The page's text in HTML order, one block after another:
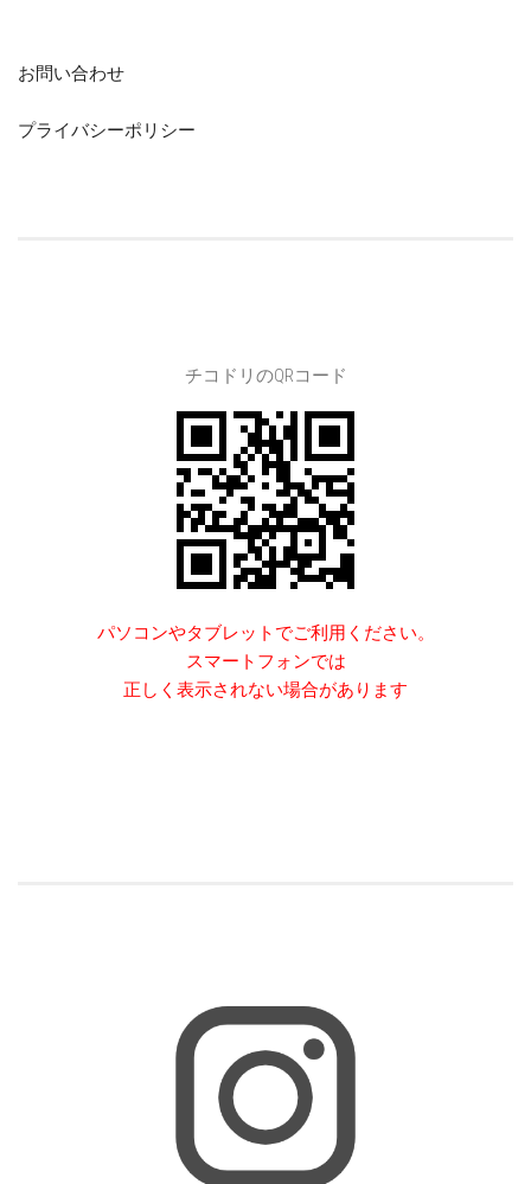
お問い合わせ
プライバシーポリシー
チコドリのQRコード
パソコンやタブレットでご利用ください。
スマートフォンでは
正しく表示されない場合があります